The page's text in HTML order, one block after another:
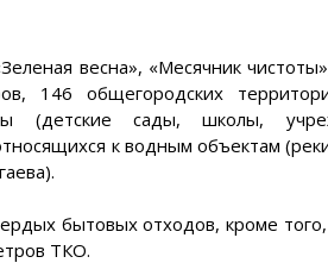
весна», «Месячник
146 общегородских
(детские сады, школы,
к водным объектам
бытовых отходов, кроме
ТКО.